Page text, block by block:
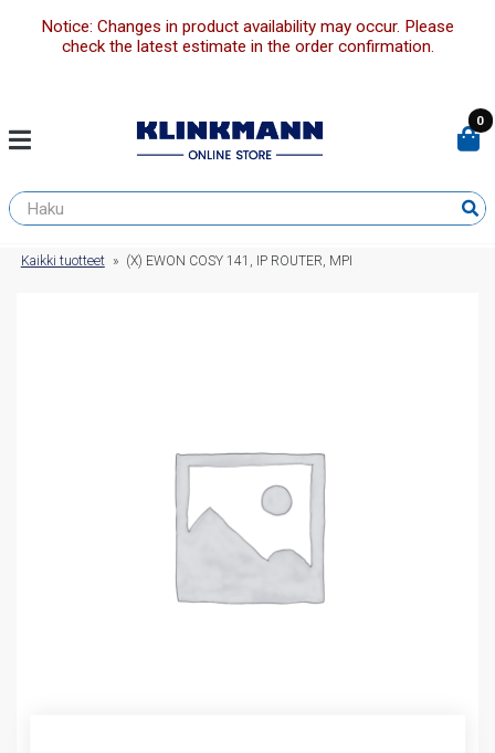
Notice: Changes in product availability may occur. Please
check the latest estimate in the order confirmation.
0
Kaikki tuotteet » (X) EWON COSY 141, IP ROUTER, MPI